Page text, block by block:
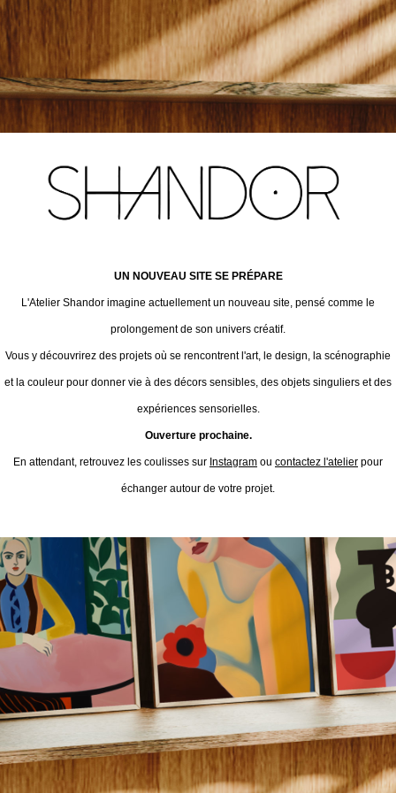
UN NOUVEAU SITE SE PRÉPARE
L'Atelier Shandor imagine actuellement un nouveau site, pensé comme le
prolongement de son univers créatif.
Vous y découvrirez des projets où se rencontrent l'art, le design, la scénographie
et la couleur pour donner vie à des décors sensibles, des objets singuliers et des
expériences sensorielles.
Ouverture prochaine.
En attendant, retrouvez les coulisses sur Instagram ou contactez l'atelier pour
échanger autour de votre projet.